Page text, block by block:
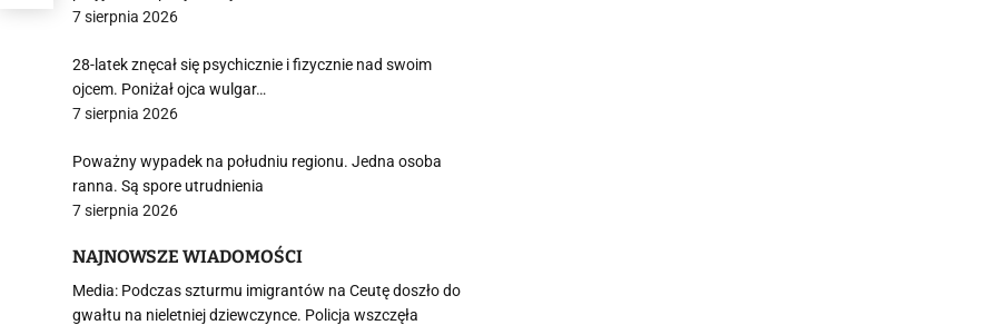
7 sierpnia 2026
28-latek znęcał się psychicznie i fizycznie nad swoim
ojcem. Poniżał ojca wulgar…
7 sierpnia 2026
Poważny wypadek na południu regionu. Jedna osoba
ranna. Są spore utrudnienia
7 sierpnia 2026
NAJNOWSZE WIADOMOŚCI
Media: Podczas szturmu imigrantów na Ceutę doszło do
gwałtu na nieletniej dziewczynce. Policja wszczęła